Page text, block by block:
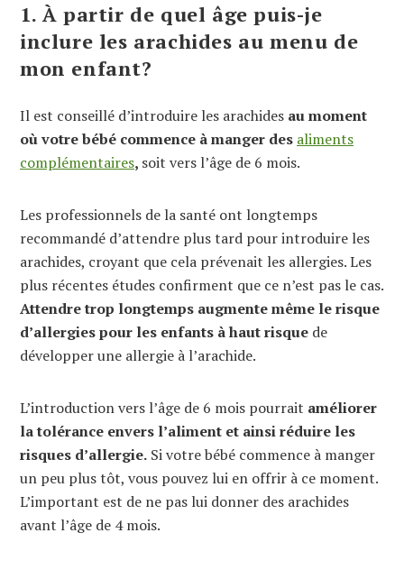
1. À partir de quel âge puis-je
inclure les arachides au menu de
mon enfant?
Il est conseillé d’introduire les arachides au moment
où votre bébé commence à manger des aliments
complémentaires, soit vers l’âge de 6 mois.
Les professionnels de la santé ont longtemps
recommandé d’attendre plus tard pour introduire les
arachides, croyant que cela prévenait les allergies. Les
plus récentes études confirment que ce n’est pas le cas.
Attendre trop longtemps augmente même le risque
d’allergies pour les enfants à haut risque de
développer une allergie à l’arachide.
L’introduction vers l’âge de 6 mois pourrait améliorer
la tolérance envers l’aliment et ainsi réduire les
risques d’allergie. Si votre bébé commence à manger
un peu plus tôt, vous pouvez lui en offrir à ce moment.
L’important est de ne pas lui donner des arachides
avant l’âge de 4 mois.